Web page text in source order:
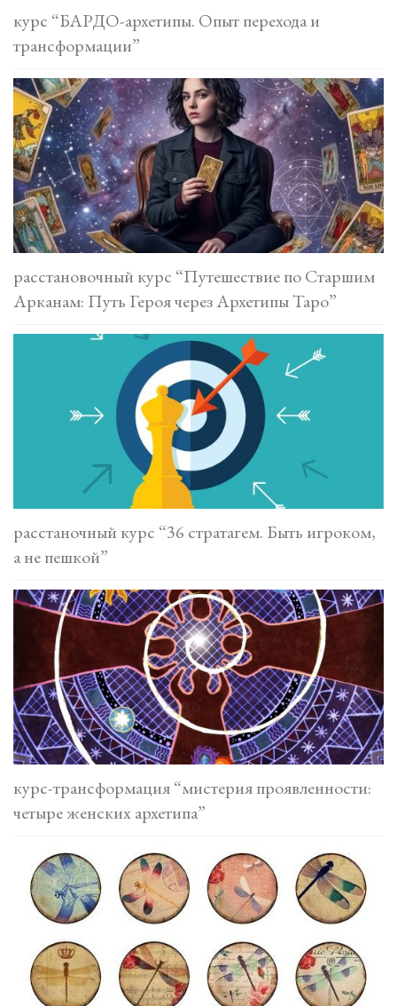
курс “БАРДО-архетипы. Опыт перехода и
трансформации”
расстановочный курс “Путешествие по Старшим
Арканам: Путь Героя через Архетипы Таро”
расстаночный курс “36 стратагем. Быть игроком,
а не пешкой”
курс-трансформация “мистерия проявленности:
четыре женских архетипа”